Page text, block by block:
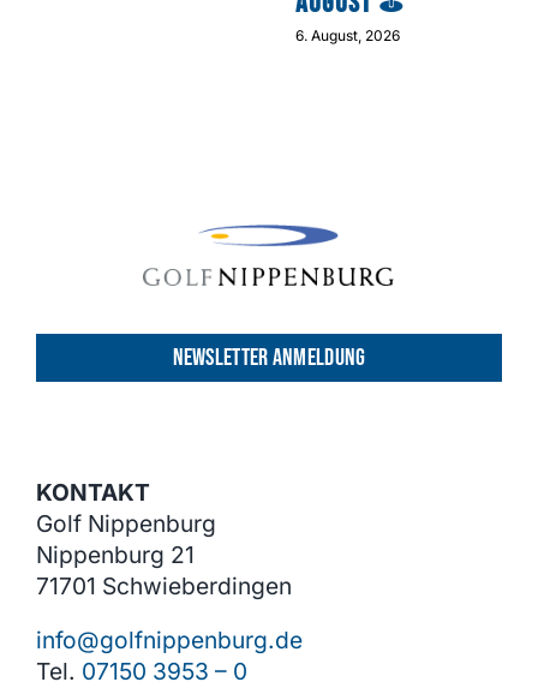
6. August, 2026
NEWSLETTER ANMELDUNG
KONTAKT
Golf Nippenburg
Nippenburg 21
71701 Schwieberdingen
info@golfnippenburg.de
Tel. 07150 3953 – 0